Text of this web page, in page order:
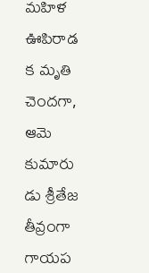
ఊపిరాడ
క మృతి
చెందగా,
ఆమె
కుమారు
డు శ్రీతేజ
తీవ్రంగా
గాయప